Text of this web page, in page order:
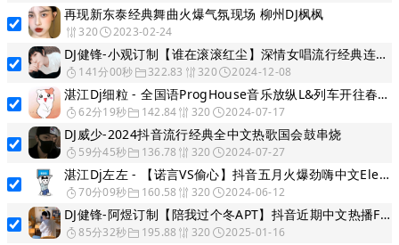
再现新东泰经典舞曲火爆气氛现场 柳州DJ枫枫
320 2023-02-24
DJ健锋-小观订制【谁在滚滚红尘】深情女唱流行经典连版车载篇
141分00秒 322.83 320 2024-12-08
湛江Dj细粒 - 全国语ProgHouse音乐放纵L&列车开往春天7月热歌专辑 2024 Mix
62分19秒 142.84 320 2024-07-17
DJ威少-2024抖音流行经典全中文热歌国会鼓串烧
59分45秒 136.78 320 2024-07-27
湛江Dj左左 - 【诺言VS偷心】抖音五月火爆劲嗨中文Electro串烧
70分09秒 160.58 320 2024-06-12
DJ健锋-阿煜订制【陪我过个冬APT】抖音近期中文热播FunkyHouse慢摇体验
85分32秒 195.88 320 2025-01-16